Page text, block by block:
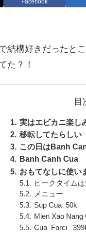
Facebook
結構好きだったと
た？！
目
実はエビカニ楽し
移転してたらしい
この日はBanh
Banh Canh Cua
おもてなしに使い
ピークタイムは
メニュー
Sup Cua 50k
Mien Xao Nang
Cua Farci